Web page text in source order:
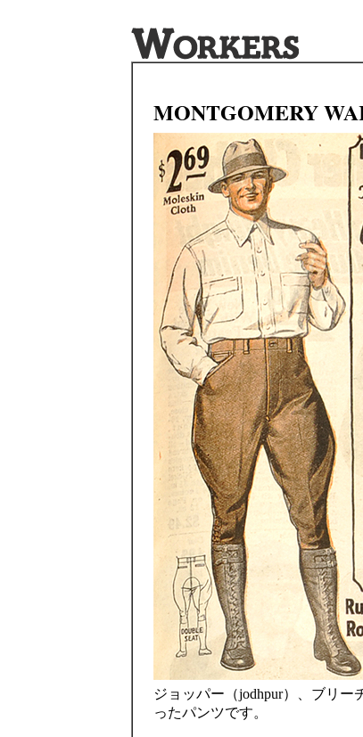
MONTGOMERY
ジョッパー（jodhpur）、ブリー
ったパンツです。